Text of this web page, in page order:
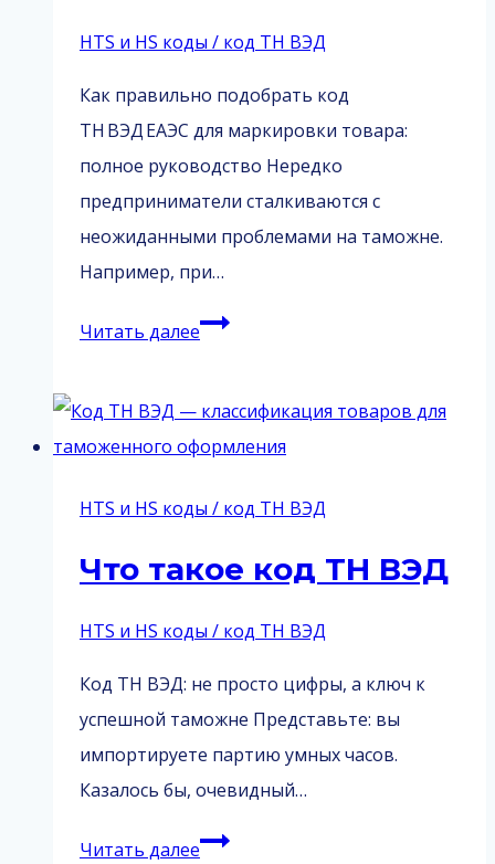
HTS и HS коды / код ТН ВЭД
Как правильно подобрать код
ТН ВЭД ЕАЭС для маркировки товара:
полное руководство Нередко
предприниматели сталкиваются с
неожиданными проблемами на таможне.
Например, при…
Читать далееТН
маркировка
товара
HTS и HS коды / код ТН ВЭД
Что такое код ТН ВЭД
HTS и HS коды / код ТН ВЭД
Код ТН ВЭД: не просто цифры, а ключ к
успешной таможне Представьте: вы
импортируете партию умных часов.
Казалось бы, очевидный…
Читать далееЧто